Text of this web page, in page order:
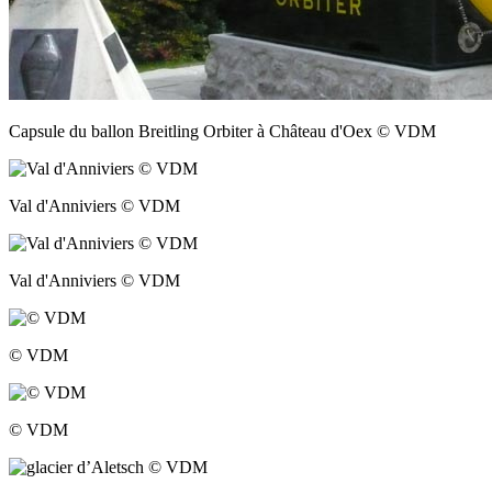
Capsule du ballon Breitling Orbiter à Château d'Oex © VDM
Val d'Anniviers © VDM
Val d'Anniviers © VDM
© VDM
© VDM